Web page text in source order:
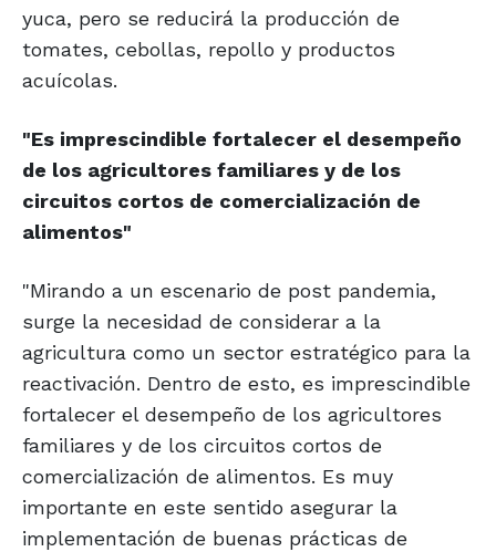
yuca, pero se reducirá la producción de
tomates, cebollas, repollo y productos
acuícolas.
"Es imprescindible fortalecer el desempeño
de los agricultores familiares y de los
circuitos cortos de comercialización de
alimentos"
"Mirando a un escenario de post pandemia,
surge la necesidad de considerar a la
agricultura como un sector estratégico para la
reactivación. Dentro de esto, es imprescindible
fortalecer el desempeño de los agricultores
familiares y de los circuitos cortos de
comercialización de alimentos. Es muy
importante en este sentido asegurar la
implementación de buenas prácticas de